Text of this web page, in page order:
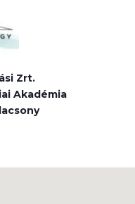
Zrt.
Akadémia